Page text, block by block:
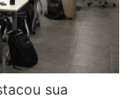
sua